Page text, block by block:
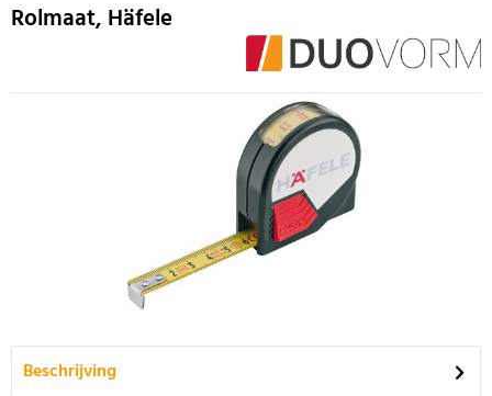
Rolmaat, Häfele
Beschrijving